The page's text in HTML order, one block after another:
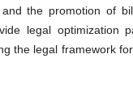
the promotion of
legal optimization
the legal framework